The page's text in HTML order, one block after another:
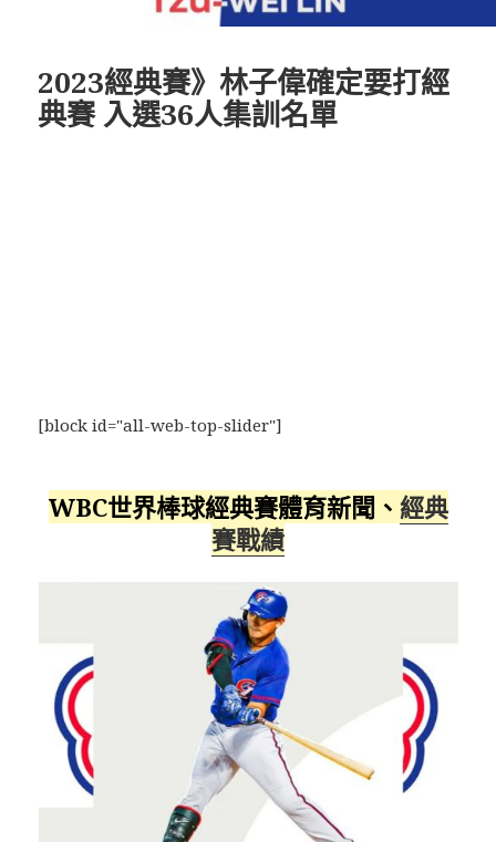
2023經典賽》林子偉確定要打經
典賽 入選36人集訓名單
[block id="all-web-top-slider"]
WBC世界棒球經典賽體育新聞、 經典
賽戰績